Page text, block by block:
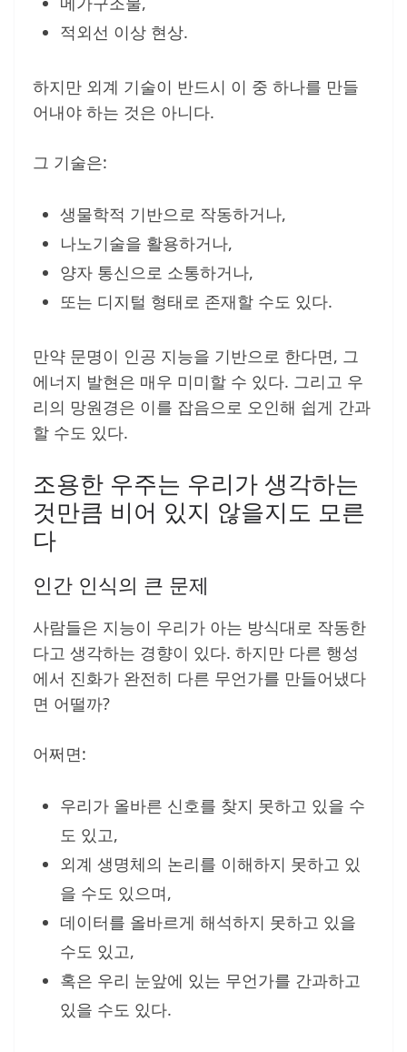
적외선 이상 현상.
하지만 외계 기술이 반드시 이 중 하나를 만들
어내야 하는 것은 아니다.
그 기술은:
생물학적 기반으로 작동하거나,
나노기술을 활용하거나,
양자 통신으로 소통하거나,
또는 디지털 형태로 존재할 수도 있다.
만약 문명이 인공 지능을 기반으로 한다면, 그
에너지 발현은 매우 미미할 수 있다. 그리고 우
리의 망원경은 이를 잡음으로 오인해 쉽게 간과
할 수도 있다.
조용한 우주는 우리가 생각하는
것만큼 비어 있지 않을지도 모른
다
인간 인식의 큰 문제
사람들은 지능이 우리가 아는 방식대로 작동한
다고 생각하는 경향이 있다. 하지만 다른 행성
에서 진화가 완전히 다른 무언가를 만들어냈다
면 어떨까?
어쩌면:
우리가 올바른 신호를 찾지 못하고 있을 수
도 있고,
외계 생명체의 논리를 이해하지 못하고 있
을 수도 있으며,
데이터를 올바르게 해석하지 못하고 있을
수도 있고,
혹은 우리 눈앞에 있는 무언가를 간과하고
있을 수도 있다.